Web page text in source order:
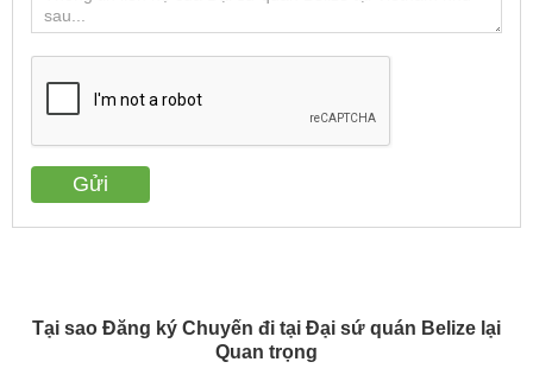
Tại sao Đăng ký Chuyến đi tại Đại sứ quán Belize lại
Quan trọng